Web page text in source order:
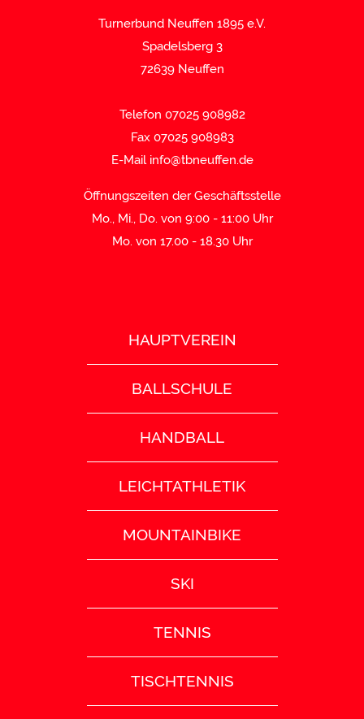
Turnerbund Neuffen 1895 e.V.
Spadelsberg 3
72639 Neuffen
Telefon 07025 908982
Fax 07025 908983
E-Mail info@tbneuffen.de
Öffnungszeiten der Geschäftsstelle
Mo., Mi., Do. von 9:00 - 11:00 Uhr
Mo. von 17.00 - 18.30 Uhr
HAUPTVEREIN
BALLSCHULE
HANDBALL
LEICHTATHLETIK
MOUNTAINBIKE
SKI
TENNIS
TISCHTENNIS